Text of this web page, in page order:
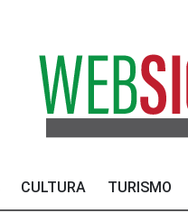
CULTURA TURISMO